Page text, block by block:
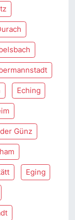
Eching
Günz
Eging